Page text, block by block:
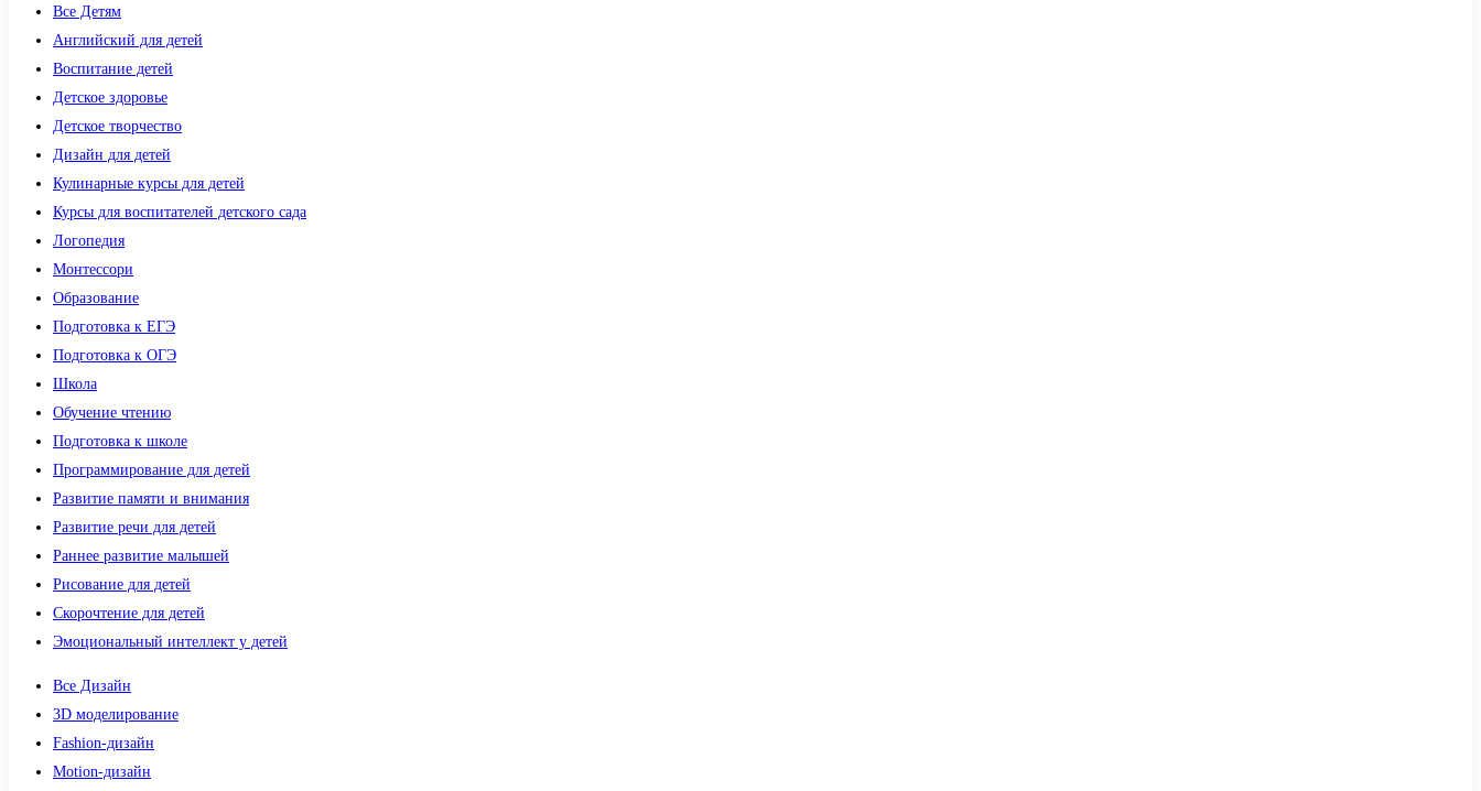
Все Детям
Английский для детей
Воспитание детей
Детское здоровье
Детское творчество
Дизайн для детей
Кулинарные курсы для детей
Курсы для воспитателей детского сада
Логопедия
Монтессори
Образование
Подготовка к ЕГЭ
Подготовка к ОГЭ
Школа
Обучение чтению
Подготовка к школе
Программирование для детей
Развитие памяти и внимания
Развитие речи для детей
Раннее развитие малышей
Рисование для детей
Скорочтение для детей
Эмоциональный интеллект у детей
Все Дизайн
3D моделирование
Fashion-дизайн
Motion-дизайн